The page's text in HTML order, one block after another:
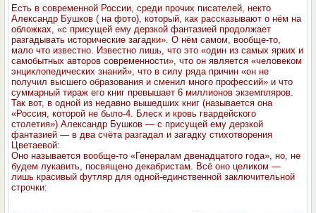
Есть в современной России, среди прочих писателей, некто
Александр Бушков ( на фото), который, как рассказывают о нём на
обложках, «с присущей ему дерзкой фантазией продолжает
разгадывать исторические загадки». О нём самом, вообще-то,
мало что известно. Известно лишь, что это «один из самых ярких и
самобытных авторов современности», что он является «человеком
энциклопедических знаний», что в силу ряда причин «он не
получил высшего образования и сменил много профессий» и что
суммарный тираж его книг превышает 6 миллионов экземпляров.
Так вот, в одной из недавно вышедших книг (называется она
«Россия, которой не было-4. Блеск и кровь гвардейского
столетия») Александр Бушков — с присущей ему дерзкой
фантазией — в два счёта разгадал и загадку стихотворения
Цветаевой:
Оно называется вообще-то «Генералам двенадцатого года», но, не
будем лукавить, посвящено декабристам. Всё оно целиком —
лишь красивый футляр для одной-единственной заключительной
строчки: